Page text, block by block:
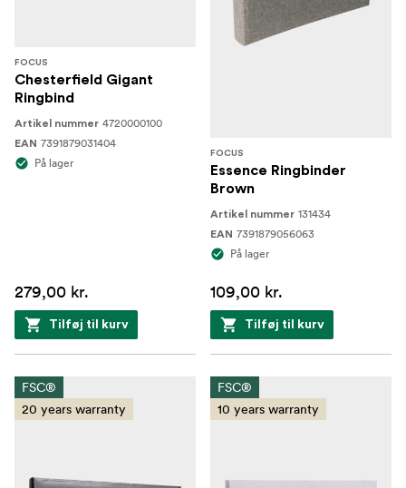
FOCUS
Chesterfield Gigant
Ringbind
Artikel nummer 4720000100
EAN 7391879031404
På lager
279,00 kr.
Tilføj til kurv
FOCUS
Essence Ringbinder
Brown
Artikel nummer 131434
EAN 7391879056063
På lager
109,00 kr.
Tilføj til kurv
FSC®
20 years warranty
FSC®
10 years warranty